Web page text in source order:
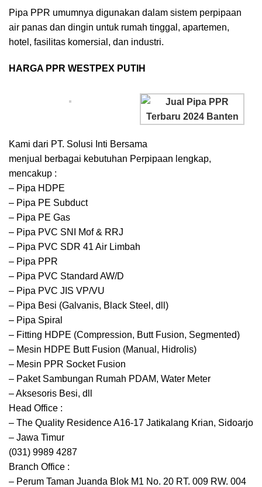
Pipa PPR umumnya digunakan dalam sistem perpipaan
air panas dan dingin untuk rumah tinggal, apartemen,
hotel, fasilitas komersial, dan industri.
HARGA PPR WESTPEX PUTIH
Kami dari PT. Solusi Inti Bersama
menjual berbagai kebutuhan Perpipaan lengkap,
mencakup :
– Pipa HDPE
– Pipa PE Subduct
– Pipa PE Gas
– Pipa PVC SNI Mof & RRJ
– Pipa PVC SDR 41 Air Limbah
– Pipa PPR
– Pipa PVC Standard AW/D
– Pipa PVC JIS VP/VU
– Pipa Besi (Galvanis, Black Steel, dll)
– Pipa Spiral
– Fitting HDPE (Compression, Butt Fusion, Segmented)
– Mesin HDPE Butt Fusion (Manual, Hidrolis)
– Mesin PPR Socket Fusion
– Paket Sambungan Rumah PDAM, Water Meter
– Aksesoris Besi, dll
Head Office :
– The Quality Residence A16-17 Jatikalang Krian, Sidoarjo
– Jawa Timur
(031) 9989 4287
Branch Office :
– Perum Taman Juanda Blok M1 No. 20 RT. 009 RW. 004